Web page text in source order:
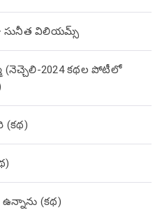
సునీత విలియమ్స్
(నెచ్చెలి-2024 కథల పోటీలో
(కథ)
(క‌థ‌)